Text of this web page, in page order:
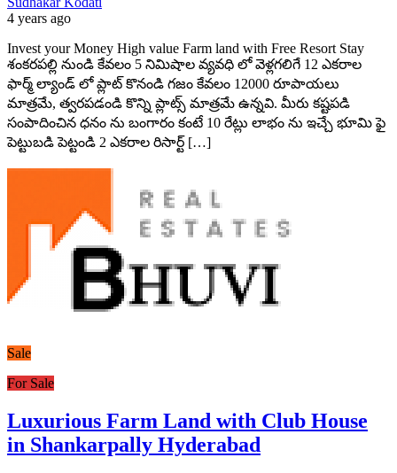
4 years ago
Invest your Money High value Farm land with Free Resort Stay
శంకరపల్లి నుండి కేవలం 5 నిమిషాల వ్యవధి లో వెళ్లగలిగే 12 ఎకరాల
ఫార్మ్ ల్యాండ్ లో ప్లాట్ కొనండి గజం కేవలం 12000 రూపాయలు
మాత్రమే, త్వరపడండి కొన్ని ప్లాట్స్ మాత్రమే ఉన్నవి. మీరు కష్టపడి
సంపాదించిన ధనం ను బంగారం కంటే 10 రేట్లు లాభం ను ఇచ్చే భూమి ఫై
పెట్టుబడి పెట్టండి 2 ఎకరాల రిసార్ట్ […]
Sale
For Sale
Luxurious Farm Land with Club House
in Shankarpally Hyderabad